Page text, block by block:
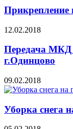
Прикрепление
12.02.2018
Передача
г.Одинцово
09.02.2018
Уборка снега